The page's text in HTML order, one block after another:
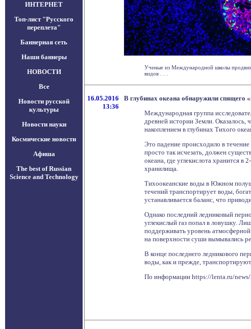
ИНТЕРНЕТ
Топ-лист "Русского
переплета"
Баннерная сеть
Наши баннеры
НОВОСТИ
Все
Новости русской
культуры
Новости науки
Космические новости
Афиша
The best of Russian
Science and Technology
Ученые из Международной школы
видов . . .
16.05.2016
13:36
В глубинах океана обнаружили спящего
Международная группа
древней истории Земли. Оказалось,
накоплением в глубинах Тихого
Это падение происходило в течение
просто так исчезать, должен
океана, где углекислота хранится в
хранилища.
Тихоокеанские воды в Южном
течений транспортирует воды,
устанавливается баланс, что
Однако последний ледниковый
углекислый газ попал в ловушку.
поддерживать уровень
на поверхности суши вымывались
В конце последнего ледникового
воды, как и прежде,
По информации https://lenta.ru/